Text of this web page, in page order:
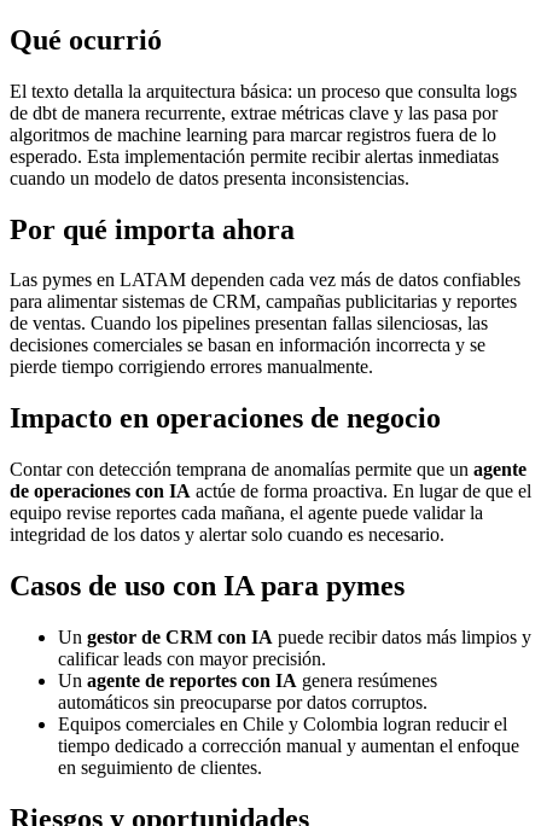
Qué ocurrió
El texto detalla la arquitectura básica: un proceso que consulta logs
de dbt de manera recurrente, extrae métricas clave y las pasa por
algoritmos de machine learning para marcar registros fuera de lo
esperado. Esta implementación permite recibir alertas inmediatas
cuando un modelo de datos presenta inconsistencias.
Por qué importa ahora
Las pymes en LATAM dependen cada vez más de datos confiables
para alimentar sistemas de CRM, campañas publicitarias y reportes
de ventas. Cuando los pipelines presentan fallas silenciosas, las
decisiones comerciales se basan en información incorrecta y se
pierde tiempo corrigiendo errores manualmente.
Impacto en operaciones de negocio
Contar con detección temprana de anomalías permite que un agente
de operaciones con IA actúe de forma proactiva. En lugar de que el
equipo revise reportes cada mañana, el agente puede validar la
integridad de los datos y alertar solo cuando es necesario.
Casos de uso con IA para pymes
Un gestor de CRM con IA puede recibir datos más limpios y
calificar leads con mayor precisión.
Un agente de reportes con IA genera resúmenes
automáticos sin preocuparse por datos corruptos.
Equipos comerciales en Chile y Colombia logran reducir el
tiempo dedicado a corrección manual y aumentan el enfoque
en seguimiento de clientes.
Riesgos y oportunidades